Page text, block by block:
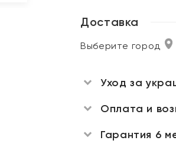
Доставка
Выберите город
Уход за
Оплата и
Гарантия 6